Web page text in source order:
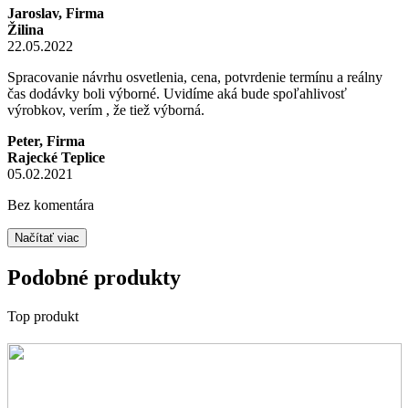
Jaroslav, Firma
Žilina
22.05.2022
Spracovanie návrhu osvetlenia, cena, potvrdenie termínu a reálny
čas dodávky boli výborné. Uvidíme aká bude spoľahlivosť
výrobkov, verím , že tiež výborná.
Peter, Firma
Rajecké Teplice
05.02.2021
Bez komentára
Načítať viac
Podobné produkty
Top produkt